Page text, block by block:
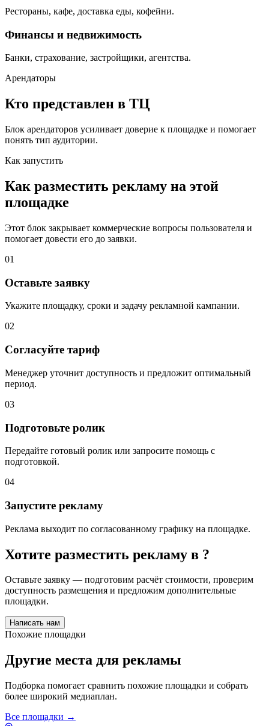
Рестораны, кафе, доставка еды, кофейни.
Финансы и недвижимость
Банки, страхование, застройщики, агентства.
Арендаторы
Кто представлен в ТЦ
Блок арендаторов усиливает доверие к площадке и помогает
понять тип аудитории.
Как запустить
Как разместить рекламу на этой
площадке
Этот блок закрывает коммерческие вопросы пользователя и
помогает довести его до заявки.
01
Оставьте заявку
Укажите площадку, сроки и задачу рекламной кампании.
02
Согласуйте тариф
Менеджер уточнит доступность и предложит оптимальный
период.
03
Подготовьте ролик
Передайте готовый ролик или запросите помощь с
подготовкой.
04
Запустите рекламу
Реклама выходит по согласованному графику на площадке.
Хотите разместить рекламу в ?
Оставьте заявку — подготовим расчёт стоимости, проверим
доступность размещения и предложим дополнительные
площадки.
Написать нам
Похожие площадки
Другие места для рекламы
Подборка помогает сравнить похожие площадки и собрать
более широкий медиаплан.
Все площадки →